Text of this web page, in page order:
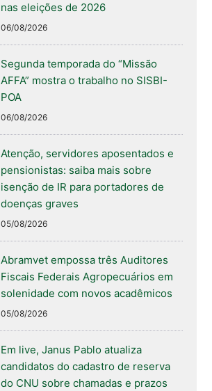
nas eleições de 2026
06/08/2026
Segunda temporada do “Missão
AFFA” mostra o trabalho no SISBI-
POA
06/08/2026
Atenção, servidores aposentados e
pensionistas: saiba mais sobre
isenção de IR para portadores de
doenças graves
05/08/2026
Abramvet empossa três Auditores
Fiscais Federais Agropecuários em
solenidade com novos acadêmicos
05/08/2026
Em live, Janus Pablo atualiza
candidatos do cadastro de reserva
do CNU sobre chamadas e prazos